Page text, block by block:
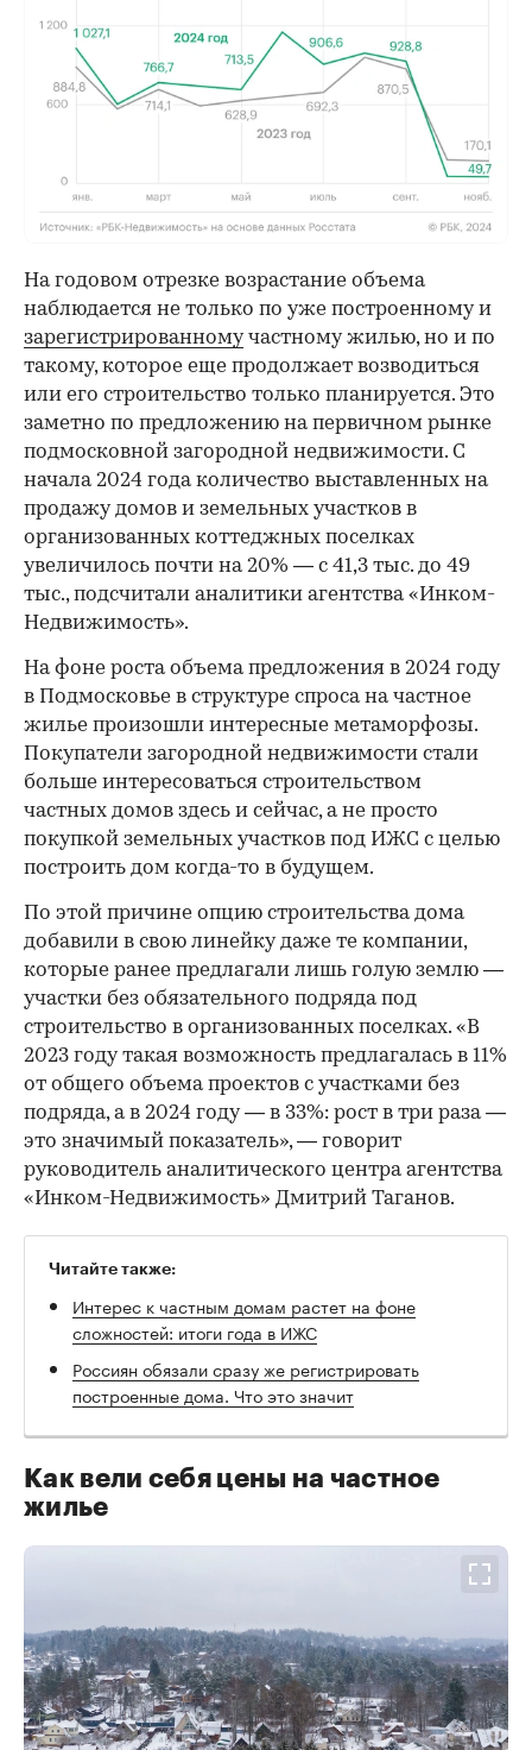
На годовом отрезке возрастание объема
наблюдается не только по уже построенному и
зарегистрированномучастному жилью, но и по
такому, которое еще продолжает возводиться
или его строительство только планируется. Это
заметно по предложению на первичном рынке
подмосковной загородной недвижимости. С
начала 2024 года количество выставленных на
продажу домов и земельных участков в
организованных коттеджных поселках
увеличилось почти на 20% — с 41,3 тыс. до 49
тыс., подсчитали аналитики агентства «Инком-
Недвижимость».
На фоне роста объема предложения в 2024 году
в Подмосковье в структуре спроса на частное
жилье произошли интересные метаморфозы.
Покупатели загородной недвижимости стали
больше интересоваться строительством
частных домов здесь и сейчас, а не просто
покупкой земельных участков под ИЖС с целью
построить дом когда-то в будущем.
По этой причине опцию строительства дома
добавили в свою линейку даже те компании,
которые ранее предлагали лишь голую землю —
участки без обязательного подряда под
строительство в организованных поселках. «В
2023 году такая возможность предлагалась в 11%
от общего объема проектов с участками без
подряда, а в 2024 году — в 33%: рост в три раза —
это значимый показатель», — говорит
руководитель аналитического центра агентства
«Инком-Недвижимость» Дмитрий Таганов.
Читайте также:
Интерес к частным домам растет на фоне
сложностей: итоги года в ИЖС
Россиян обязали сразу же регистрировать
построенные дома. Что это значит
Как вели себя цены на частное
жилье